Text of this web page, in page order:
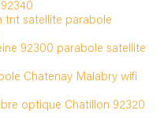
tnt satellite parabole
92300 parabole satellite
Chatenay Malabry wifi
optique Chatillon 92320